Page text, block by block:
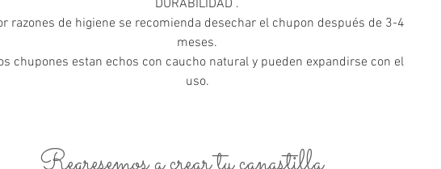
DURABILIDAD .
razones de higiene se recomienda desechar el chupon después de 3-4
meses.
chupones estan echos con caucho natural y pueden expandirse con el
uso.